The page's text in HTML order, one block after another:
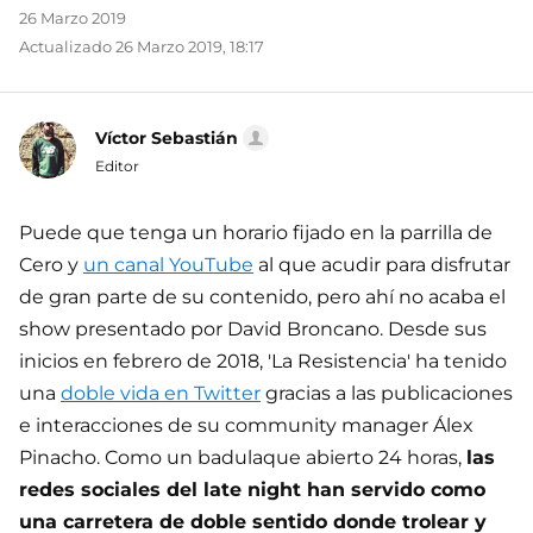
26 Marzo 2019
Actualizado 26 Marzo 2019, 18:17
Víctor Sebastián
Editor
Puede que tenga un horario fijado en la parrilla de
Cero y un canal YouTube al que acudir para disfrutar
de gran parte de su contenido, pero ahí no acaba el
show presentado por David Broncano. Desde sus
inicios en febrero de 2018, 'La Resistencia' ha tenido
una doble vida en Twitter gracias a las publicaciones
e interacciones de su community manager Álex
Pinacho. Como un badulaque abierto 24 horas, las
redes sociales del late night han servido como
una carretera de doble sentido donde trolear y